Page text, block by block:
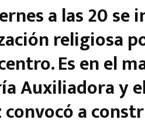
a las 20 se
religiosa
Es en el
Auxiliadora y
convocó a